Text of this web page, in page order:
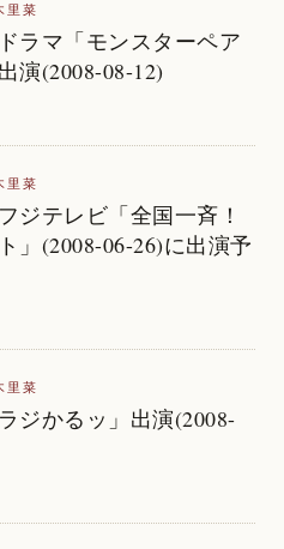
里菜
ラマ「モンスターペア
演(2008-08-12)
里菜
ジテレビ「全国一斉！
」(2008-06-26)に出演予
里菜
ジかるッ」出演(2008-